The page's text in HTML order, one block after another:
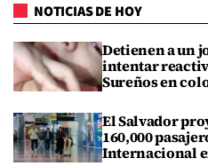
NOTICIAS DE HOY
Detienen a un
intentar
Sureños en
El Salvador
160,000
Internacional